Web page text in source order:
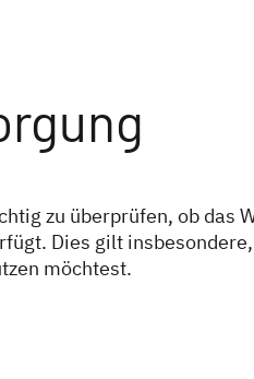
zu überprüfen, ob das
Dies gilt
möchtest.